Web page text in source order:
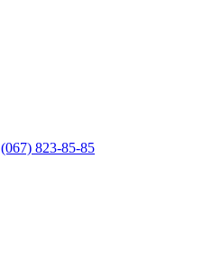
(067) 823-85-85